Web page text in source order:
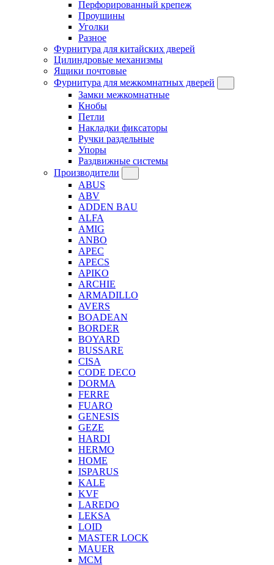
Перфорированный крепеж
Проушины
Уголки
Разное
Фурнитура для китайских дверей
Цилиндровые механизмы
Ящики почтовые
Фурнитура для межкомнатных дверей
Замки межкомнатные
Кнобы
Петли
Накладки фиксаторы
Ручки раздельные
Упоры
Раздвижные системы
Производители
ABUS
ABV
ADDEN BAU
ALFA
AMIG
ANBO
APEC
APECS
APIKO
ARCHIE
ARMADILLO
AVERS
BOADEAN
BORDER
BOYARD
BUSSARE
CISA
CODE DECO
DORMA
FERRE
FUARO
GENESIS
GEZE
HARDI
HERMO
HOMЕ
ISPARUS
KALE
KVF
LAREDO
LEKSA
LOID
MASTER LOCK
MAUER
MCM